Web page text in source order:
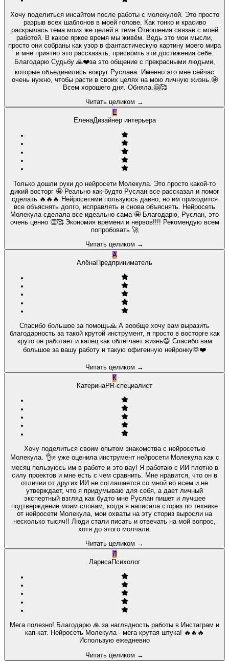
Хочу поделиться инсайтом после работы с молекулой. Это просто
разрыв всех шаблонов в моей голове. Как тонко и красиво
раскрылась тема моих же целей в теме Отношения связав с моей
работой. В какое яркое время мы живём. Ведь это мои мысли,
просто они собраны как узор в фантастическую картину моего мира
и мне приятно это рассказать, присвоить эти достижения себе.
Благодарю Судьбу 🙏❤️за это общение с прекрасными людьми,
которые объединились вокруг Руслана. Именно это мне сейчас
очень нужно, чтобы расти в своих целях на мою личную жизнь.🤩
Всем хорошего дня. Обняла.🤗🥰
Читать целиком →
Е
ЕленаДизайнер интерьера
Только дошли руки до нейросети Молекула. Это просто какой-то
дикий восторг 🤩 Реально как-будто Руслан все рассказал и помог
сделать 🔥🔥🔥 Нейросетями пользуюсь давно, но им приходится
все объяснять долго, исправлять и снова объяснять. Нейросеть
Молекула сделала все идеально сама 🤩 Благодарю, Руслан, это
очень ценно 👏🥰 Экономия времени и нервов!!!! Рекомендую всем
попробовать 🚀
Читать целиком →
А
АлёнаПредприниматель
Спасибо большое за помощь🙏 А вообще хочу вам выразить
благодарность за такой крутой инструмент, я просто в восторге как
круто он работает и капец как облегчает жизнь😄 Спасибо вам
большое за вашу работу и такую офигенную нейронку🫶❤️
Читать целиком →
К
КатеринаPR-специалист
Хочу поделиться своим опытом знакомства с нейросетью
Молекула. 👌я уже оценила инструмент нейросети Молекула как с
месяц пользуюсь им в работе и это вау! Я работаю с ИИ плотно в
силу проектов и мне есть с чем сравнить. Мне нравится, что он в
отличии от других ИИ не соглашается со мной во всем и не
утверждает, что я придумываю для себя, а дает личный
экспертный взгляд как будто мне Руслан пишет и лучшее
подтверждение моим словам, когда я написала сториз по технике
от нейросети Молекула, мои охваты на эту сториз выросли на
несколько тысяч!! Люди стали писать и отвечать на мой вопрос,
хотя до этого молчали.
Читать целиком →
Л
ЛарисаПсихолог
Мега полезно! Благодарю 🙏 за наглядность работы в Инстаграм и
кап-кат. Нейросеть Молекула - мега крутая штука! 🔥🔥🔥
Использую ежедневно
Читать целиком →